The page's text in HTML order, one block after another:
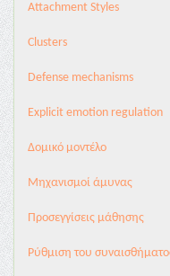
Attachment Styles
Clusters
Defense mechanisms
Explicit emotion regulation
Δομικό μοντέλο
Μηχανισμοί άμυνας
Προσεγγίσεις μάθησης
Ρύθμιση του